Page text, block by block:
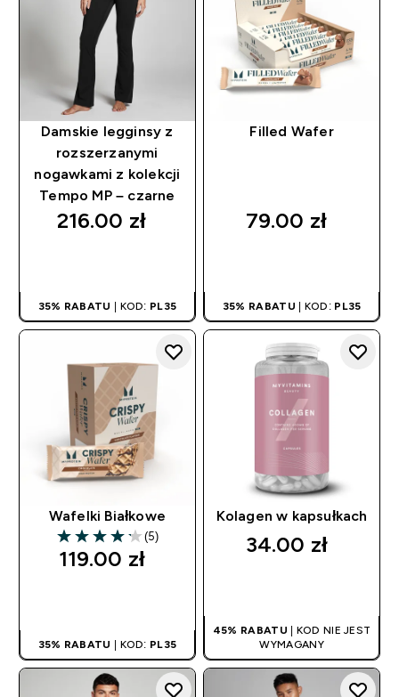
Damskie legginsy z
rozszerzanymi
nogawkami z kolekcji
Tempo MP – czarne
216.00 zł‎
35% RABATU | KOD: PL35
Filled Wafer
79.00 zł‎
35% RABATU | KOD: PL35
Wafelki Białkowe
4.2 out of 5 stars
(5)
119.00 zł‎
35% RABATU | KOD: PL35
Kolagen w kapsułkach
34.00 zł‎
45% RABATU | KOD NIE JEST
WYMAGANY